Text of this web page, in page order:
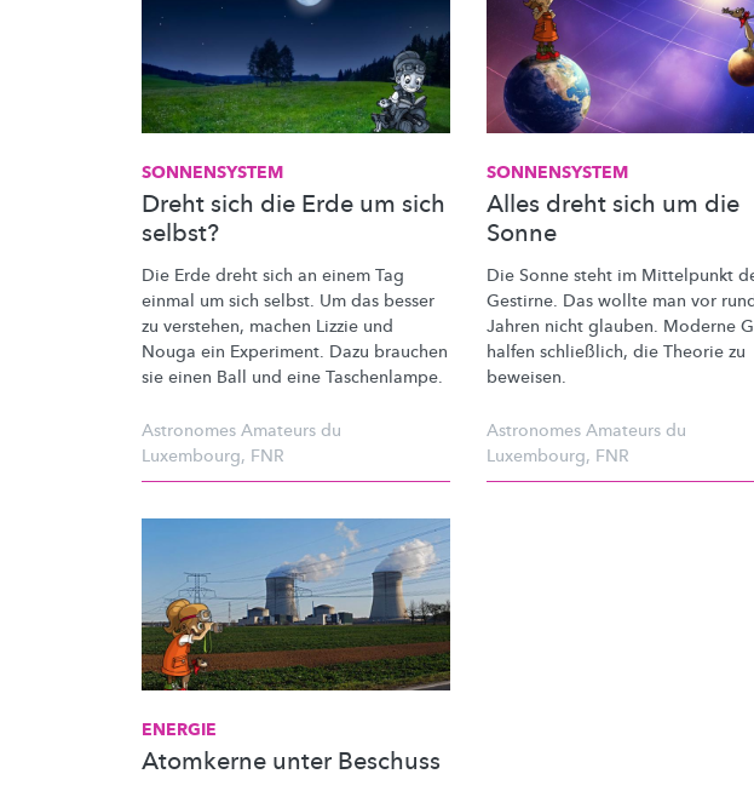
SONNENSYSTEM
Dreht sich die Erde um sich
selbst?
Die Erde dreht sich an einem Tag
einmal um sich selbst. Um das besser
zu verstehen, machen Lizzie und
Nouga ein Experiment. Dazu brauchen
sie einen Ball und eine Taschenlampe.
Astronomes Amateurs du
Luxembourg, FNR
SONNENSYSTEM
Alles dreht sich um die
Sonne
Die Sonne steht im Mittelpunkt
Gestirne. Das wollte man vor
Jahren nicht glauben. Moderne
halfen schließlich, die Theorie zu
beweisen.
Astronomes Amateurs du
Luxembourg, FNR
ENERGIE
Atomkerne unter Beschuss